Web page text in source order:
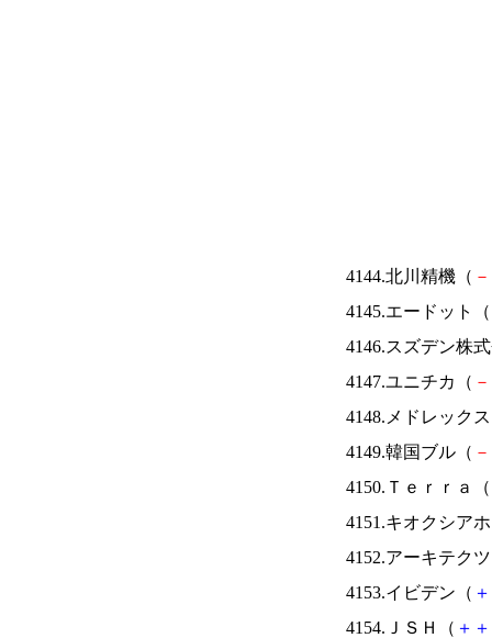
4144.北川精機（ －
4145.エードット（
4146.スズデン株
4147.ユニチカ（ －
4148.メドレック
4149.韓国ブル（ －
4150.Ｔｅｒｒａ（
4151.キオクシア
4152.アーキテク
4153.イビデン（ ＋
4154.ＪＳＨ（ ＋ ＋